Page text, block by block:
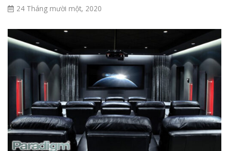
24 Tháng mười một, 2020